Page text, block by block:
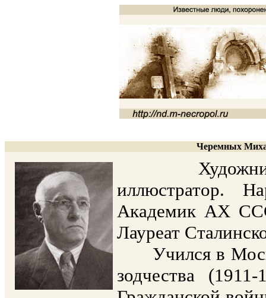
Черемных
Художник-
иллюстратор.
Академик АХ
Лауреат
Учился в
зодчества